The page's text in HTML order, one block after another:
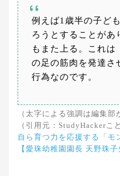
例えば1歳半の子ど
ろうとすることがあ
もまた上る。これは
の足の筋肉を発達さ
行為なのです。
（太字による強調は編集部
（引用元：StudyHackerこ
自ら育つ力を応援する「モ
【愛珠幼稚園園長 天野珠子